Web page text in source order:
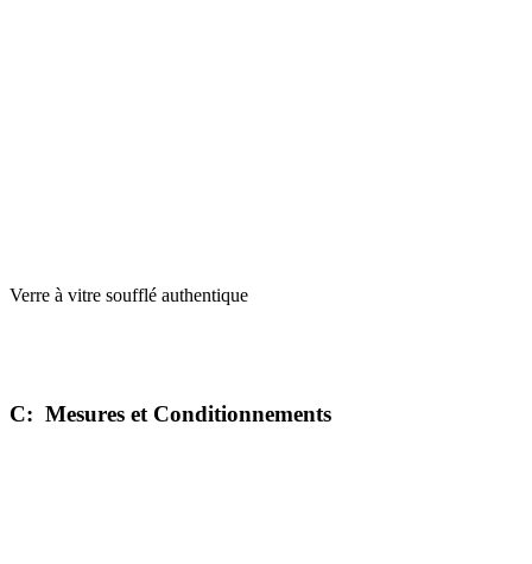
Verre à vitre soufflé authentique
C: Mesures et Conditionnements